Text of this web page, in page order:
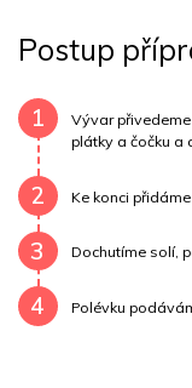
Uhlovodany 69 g
Draslík 919 mg
Vitamín E
Postup
1
Vývar
plátky a čočku a
2 Ke konci
3 Dochutíme solí,
4 Polévku